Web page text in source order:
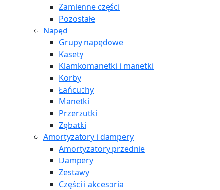
Zamienne części
Pozostałe
Napęd
Grupy napędowe
Kasety
Klamkomanetki i manetki
Korby
Łańcuchy
Manetki
Przerzutki
Zębatki
Amortyzatory i dampery
Amortyzatory przednie
Dampery
Zestawy
Części i akcesoria